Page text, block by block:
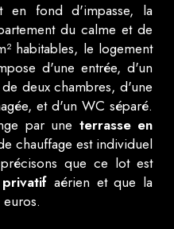
en fond d'impasse, la
du calme et de
habitables, le logement
d'une entrée, d'un
deux chambres, d'une
et d'un WC séparé.
par une terrasse en
chauffage est individuel
que ce lot est
aérien et que la